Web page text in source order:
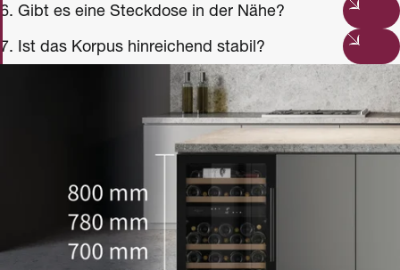
6. Gibt es eine Steckdose in der Nähe?
7. Ist das Korpus hinreichend stabil?